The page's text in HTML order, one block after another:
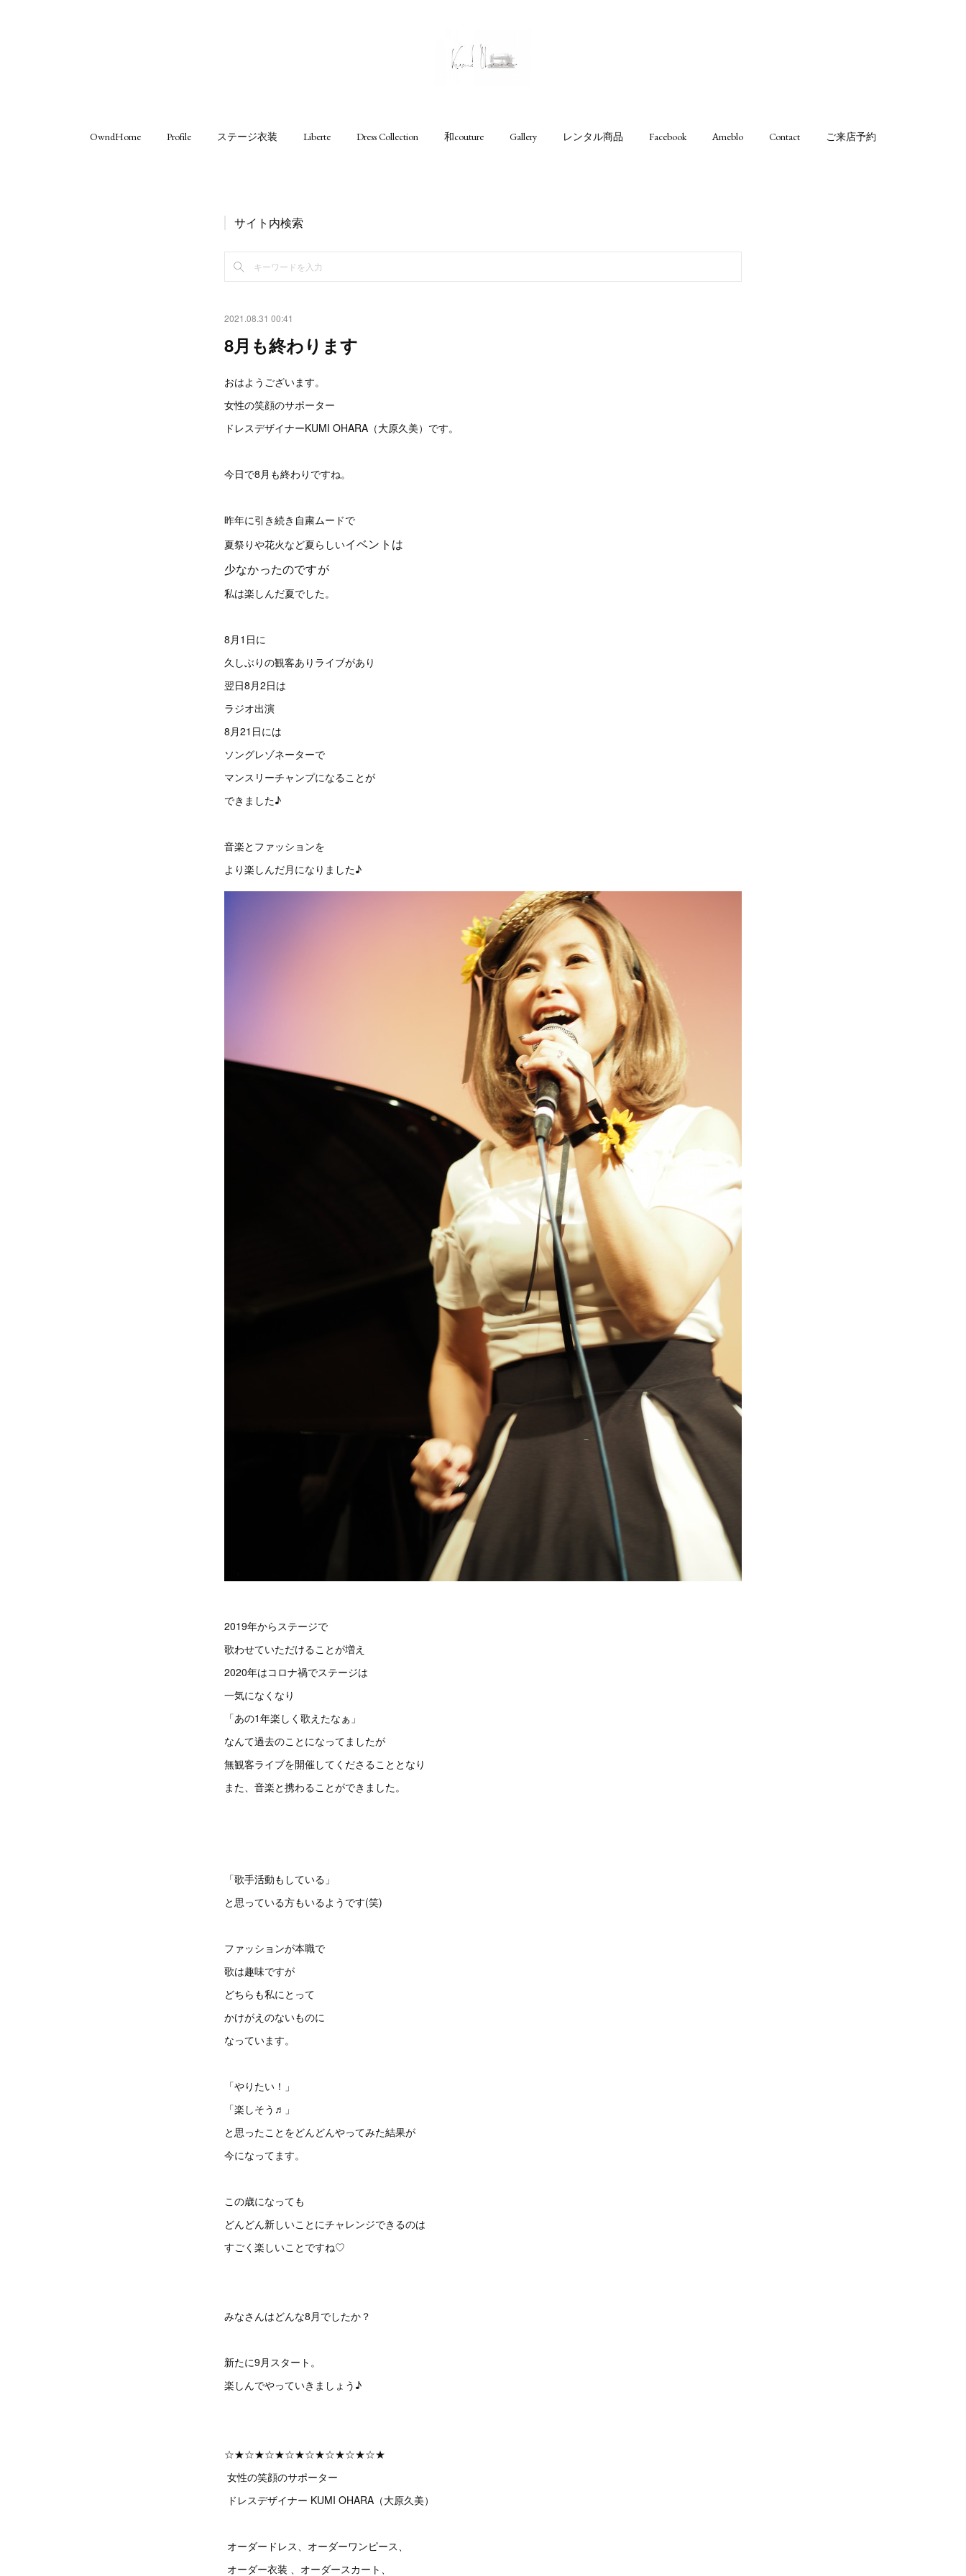
OwndHome Profile ステージ衣装 Liberte Dress Collection 和couture Gallery レンタル商品 Facebook Ameblo Contact ご来店予約
サイト内検索
2021.08.31 00:41
8月も終わります
おはようございます。
女性の笑顔のサポーター
ドレスデザイナーKUMI OHARA（大原久美）です。
今日で8月も終わりですね。
昨年に引き続き自粛ムードで
夏祭りや花火など夏らしいイベントは
少なかったのですが
私は楽しんだ夏でした。
8月1日に
久しぶりの観客ありライブがあり
翌日8月2日は
ラジオ出演
8月21日には
ソングレゾネーターで
マンスリーチャンプになることが
できました♪
音楽とファッションを
より楽しんだ月になりました♪
2019年からステージで
歌わせていただけることが増え
2020年はコロナ禍でステージは
一気になくなり
「あの1年楽しく歌えたなぁ」
なんて過去のことになってましたが
無観客ライブを開催してくださることとなり
また、音楽と携わることができました。
「歌手活動もしている」
と思っている方もいるようです(笑)
ファッションが本職で
歌は趣味ですが
どちらも私にとって
かけがえのないものに
なっています。
「やりたい！」
「楽しそう♬」
と思ったことをどんどんやってみた結果が
今になってます。
この歳になっても
どんどん新しいことにチャレンジできるのは
すごく楽しいことですね♡
みなさんはどんな8月でしたか？
新たに9月スタート。
楽しんでやっていきましょう♪
☆★☆★☆★☆★☆★☆★☆★☆★
女性の笑顔のサポーター
ドレスデザイナー KUMI OHARA（大原久美）
オーダードレス、オーダーワンピース、
オーダー衣装 、オーダースカート、